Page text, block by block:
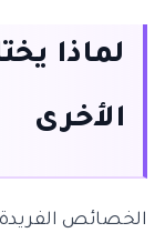
لماذا
الأخرى
الخصائص